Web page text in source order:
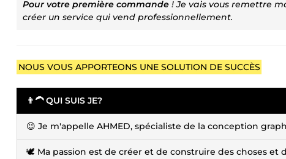
Pour votre première commande ! Je vais vous remettre
créer un service qui vend professionnellement.
NOUS VOUS APPORTEONS UNE SOLUTION DE SUCCÈS
👨🦱 QUI SUIS JE?
😉 Je m'appelle AHMED, spécialiste de la conception
🕊 Ma passion est de créer et de construire des choses et